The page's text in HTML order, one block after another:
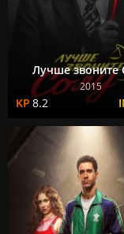
Лучше звоните
2015
8.2